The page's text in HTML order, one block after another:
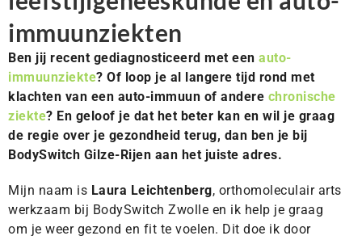
immuunziekten
Ben jij recent gediagnosticeerd met een auto-
immuunziekte? Of loop je al langere tijd rond met
klachten van een auto-immuun of andere chronische
ziekte? En geloof je dat het beter kan en wil je graag
de regie over je gezondheid terug, dan ben je bij
BodySwitch Gilze-Rijen aan het juiste adres.
Mijn naam is Laura Leichtenberg, orthomoleculair arts
werkzaam bij BodySwitch Zwolle en ik help je graag
om je weer gezond en fit te voelen. Dit doe ik door